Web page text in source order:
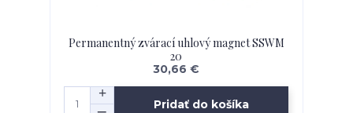
Permanentný zvárací uhlový magnet SSWM
20
30,66 €
Pridať do košíka